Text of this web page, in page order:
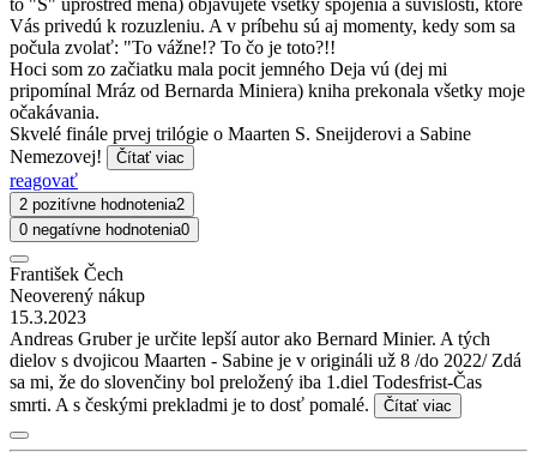
Vás privedú k rozuzleniu. A v príbehu sú aj momenty, kedy som sa
počula zvolať: "To vážne!? To čo je toto?!!
Hoci som zo začiatku mala pocit jemného Deja vú (dej mi
pripomínal Mráz od Bernarda Miniera) kniha prekonala všetky moje
očakávania.
Skvelé finále prvej trilógie o Maarten S. Sneijderovi a Sabine
Nemezovej!
Čítať viac
reagovať
2 pozitívne hodnotenia2
0 negatívne hodnotenia0
František Čech
Neoverený nákup
15.3.2023
Andreas Gruber je určite lepší autor ako Bernard Minier. A tých
dielov s dvojicou Maarten - Sabine je v origináli už 8 /do 2022/ Zdá
sa mi, že do slovenčiny bol preložený iba 1.diel Todesfrist-Čas
smrti. A s českými prekladmi je to dosť pomalé.
Čítať viac